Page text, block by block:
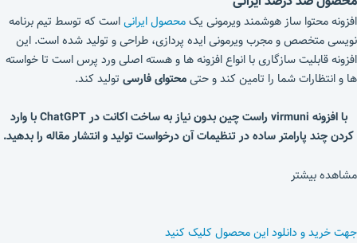
افزونه محتوا ساز هوشمند ویرمونی یکمحصول ایرانیاست که توسط تیم برنامه
نویسی متخصص و مجرب ویرمونی ایده پردازی، طراحی و تولید شده است. این
افزونه قابلیت سازگاری با انواع افزونه ها و هسته اصلی ورد پرس است تا خواسته
ها و انتظارات شما را تامین کند و حتیمحتوای فارسی تولید کند.
با افزونه virmuni راست چین بدون نیاز به ساخت اکانت در ChatGPT با وارد
کردن چند پارامتر ساده در تنظیمات آن درخواست تولید و انتشار مقاله را بدهید.
مشاهده بیشتر
جهت خرید و دانلود این محصول کلیک کنید